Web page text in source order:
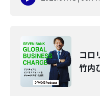
コロ
竹内